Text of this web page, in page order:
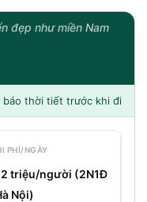
đẹp như miền Nam
báo thời tiết trước khi đi
PHÍ/NGÀY
triệu/người (2N1Đ
Nội)